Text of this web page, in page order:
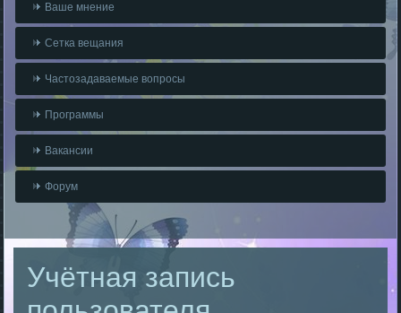
Ваше мнение
Сетка вещания
Частозадаваемые вопросы
Программы
Вакансии
Форум
Учётная запись